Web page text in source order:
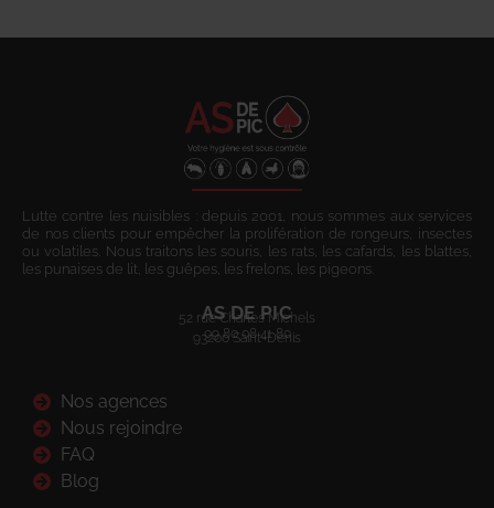
Lutte contre les nuisibles : depuis 2001, nous sommes aux services
de nos clients pour empêcher la prolifération de rongeurs, insectes
ou volatiles. Nous traitons les souris, les rats, les cafards, les blattes,
les punaises de lit, les guêpes, les frelons, les pigeons.
AS DE PIC
52 rue Charles Michels
93200 Saint-Denis
09 80 08 41 80
Nos agences
Nous rejoindre
FAQ
Blog